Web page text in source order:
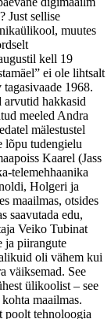
Just sellise
muutes
kell 19
ei ole lihtsalt
tagasivaade 1968.
arvutid hakkasid
meeled Andra
mälestustel
lõpu tudengielu
Kaarel (Jass
telemehhaanika
Holgeri ja
maailmas, otsides
saavutada edu,
Veiko Tubinat
ja piirangute
oli vähem kui
väiksemad. See
ülikoolist – see
maailmas.
poolt tehnoloogia